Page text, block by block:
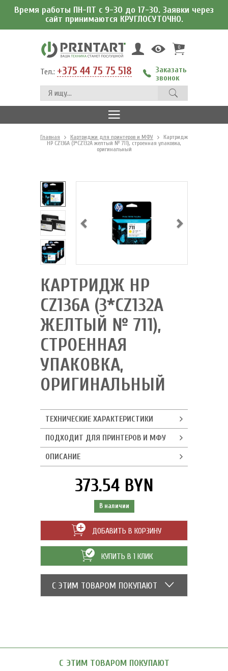
Время работы ПН-ПТ с 9-30 до 17-30. Заявки через
сайт принимаются КРУГЛОСУТОЧНО.
0
Тел.: +375 44 75 75 518
Заказать
звонок
Главная Картриджи для принтеров и МФУ
Картридж
HP CZ136A (3*CZ132A желтый № 711), строенная упаковка,
оригинальный
КАРТРИДЖ HP
CZ136A (3*CZ132A
ЖЕЛТЫЙ № 711),
СТРОЕННАЯ
УПАКОВКА,
ОРИГИНАЛЬНЫЙ
ТЕХНИЧЕСКИЕ ХАРАКТЕРИСТИКИ
ПОДХОДИТ ДЛЯ ПРИНТЕРОВ И МФУ
ОПИСАНИЕ
373.54 BYN
В наличии
ДОБАВИТЬ В КОРЗИНУ
КУПИТЬ В 1 КЛИК
С ЭТИМ ТОВАРОМ ПОКУПАЮТ
С ЭТИМ ТОВАРОМ ПОКУПАЮТ